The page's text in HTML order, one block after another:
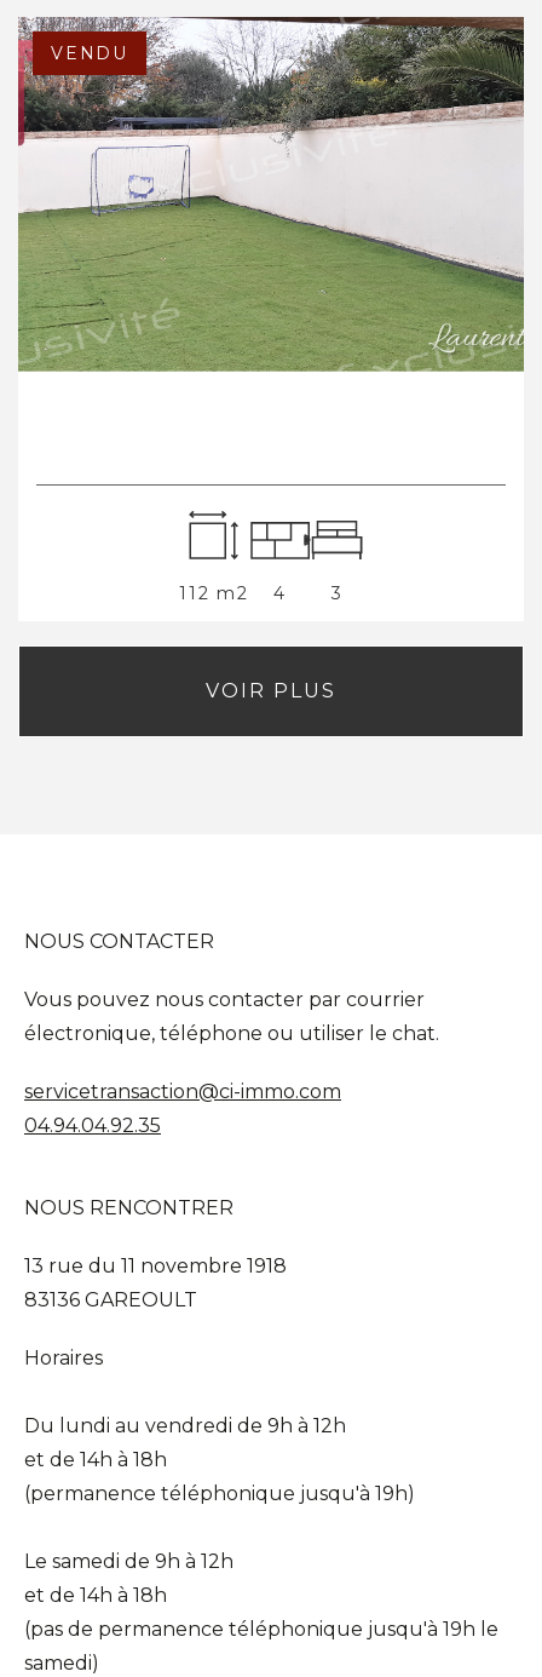
VENDU
130 m2
VOIR PLUS
NOUS CONTACTER
Vous pouvez nous contacter par courrier
électronique, téléphone ou utiliser le chat.
servicetransaction@ci-immo.com
04.94.04.92.35
NOUS RENCONTRER
13 rue du 11 novembre 1918
83136 GAREOULT
Horaires
Du lundi au vendredi de 9h à 12h
et de 14h à 18h
(permanence téléphonique jusqu'à 19h)
Le samedi de 9h à 12h
et de 14h à 18h
(pas de permanence téléphonique jusqu'à 19h le
samedi)